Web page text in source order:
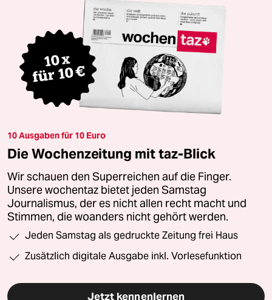
10 Ausgaben für 10 Euro
Die Wochenzeitung mit taz-Blick
Wir schauen den Superreichen auf die Finger.
Unsere wochentaz bietet jeden Samstag
Journalismus, der es nicht allen recht macht und
Stimmen, die woanders nicht gehört werden.
Jeden Samstag als gedruckte Zeitung frei Haus
Zusätzlich digitale Ausgabe inkl. Vorlesefunktion
Jetzt kennenlernen